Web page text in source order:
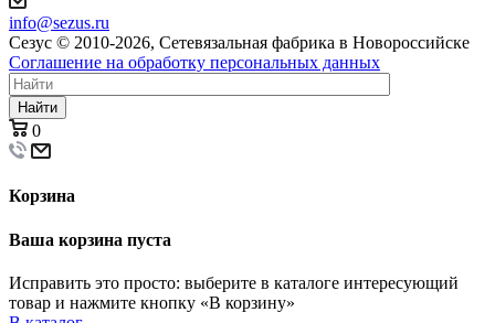
info@sezus.ru
Сезус © 2010-2026, Сетевязальная фабрика в Новороссийске
Соглашение на обработку персональных данных
Найти
0
Корзина
Ваша корзина пуста
Исправить это просто: выберите в каталоге интересующий
товар и нажмите кнопку «В корзину»